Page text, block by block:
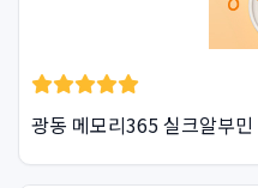
광동 메모리365 실크알부